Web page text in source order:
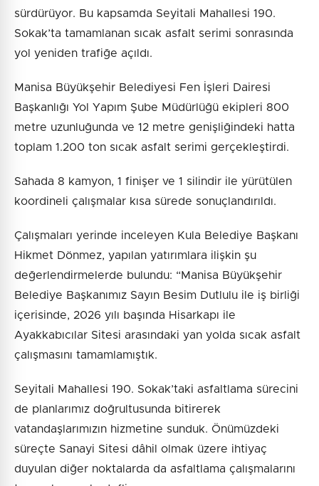
sürdürüyor. Bu kapsamda Seyitali Mahallesi 190.
Sokak’ta tamamlanan sıcak asfalt serimi sonrasında
yol yeniden trafiğe açıldı.
Manisa Büyükşehir Belediyesi Fen İşleri Dairesi
Başkanlığı Yol Yapım Şube Müdürlüğü ekipleri 800
metre uzunluğunda ve 12 metre genişliğindeki hatta
toplam 1.200 ton sıcak asfalt serimi gerçekleştirdi.
Sahada 8 kamyon, 1 finişer ve 1 silindir ile yürütülen
koordineli çalışmalar kısa sürede sonuçlandırıldı.
Çalışmaları yerinde inceleyen Kula Belediye Başkanı
Hikmet Dönmez, yapılan yatırımlara ilişkin şu
değerlendirmelerde bulundu: “Manisa Büyükşehir
Belediye Başkanımız Sayın Besim Dutlulu ile iş birliği
içerisinde, 2026 yılı başında Hisarkapı ile
Ayakkabıcılar Sitesi arasındaki yan yolda sıcak asfalt
çalışmasını tamamlamıştık.
Seyitali Mahallesi 190. Sokak’taki asfaltlama sürecini
de planlarımız doğrultusunda bitirerek
vatandaşlarımızın hizmetine sunduk. Önümüzdeki
süreçte Sanayi Sitesi dâhil olmak üzere ihtiyaç
duyulan diğer noktalarda da asfaltlama çalışmalarını